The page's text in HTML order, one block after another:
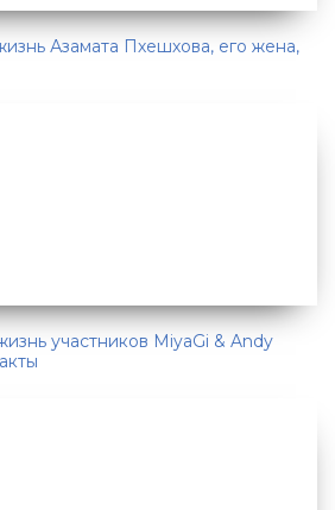
Азамата Пхешхова, его жена,
участников MiyaGi & Andy